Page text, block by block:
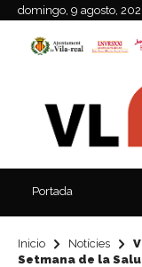
domingo, 9 agosto,
Portada
Inicio Notícies
Setmana de la